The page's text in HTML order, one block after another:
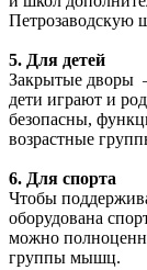
Петрозаводскую
5. Для детей
Закрытые дворы
дети играют и
безопасны,
возрастные
6. Для спорта
Чтобы
оборудована
можно
группы мышц.